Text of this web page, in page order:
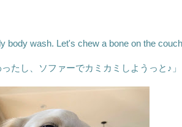
body wash. Let's chew a bone on the
たし、ソファーでカミカミしようっと♪」